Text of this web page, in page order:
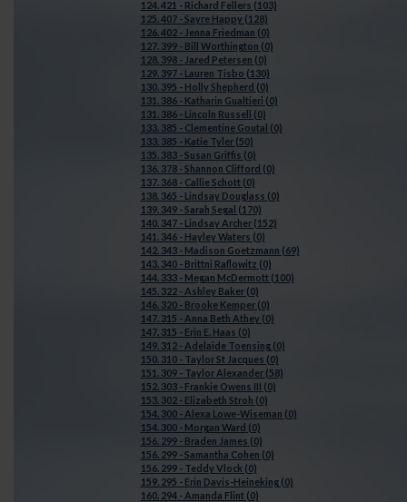
124. 421 - Richard Fellers (103)
125. 407 - Sayre Happy (128)
126. 402 - Jenna Friedman (0)
127. 399 - Bill Worthington (0)
128. 398 - Jared Petersen (0)
129. 397 - Lauren Tisbo (130)
130. 395 - Holly Shepherd (0)
131. 386 - Katharin Gualtieri (0)
131. 386 - Lincoln Russell (0)
133. 385 - Clementine Goutal (0)
133. 385 - Katie Tyler (50)
135. 383 - Susan Griffis (0)
136. 378 - Shannon Clifford (0)
137. 368 - Callie Schott (0)
138. 365 - Lindsay Douglass (0)
139. 349 - Sarah Segal (170)
140. 347 - Lindsay Archer (152)
141. 346 - Hayley Waters (0)
142. 343 - Madison Goetzmann (69)
143. 340 - Brittni Raflowitz (0)
144. 333 - Megan McDermott (100)
145. 322 - Ashley Baker (0)
146. 320 - Brooke Kemper (0)
147. 315 - Anna Beth Athey (0)
147. 315 - Erin E. Haas (0)
149. 312 - Adelaide Toensing (0)
150. 310 - Taylor St Jacques (0)
151. 309 - Taylor Alexander (58)
152. 303 - Frankie Owens III (0)
153. 302 - Elizabeth Stroh (0)
154. 300 - Alexa Lowe-Wiseman (0)
154. 300 - Morgan Ward (0)
156. 299 - Braden James (0)
156. 299 - Samantha Cohen (0)
156. 299 - Teddy Vlock (0)
159. 295 - Erin Davis-Heineking (0)
160. 294 - Amanda Flint (0)